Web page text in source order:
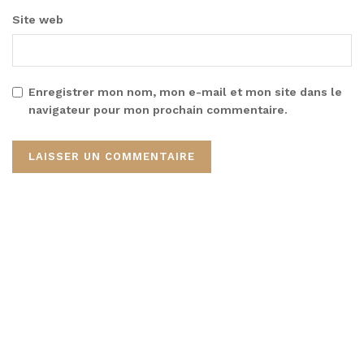
Site web
Enregistrer mon nom, mon e-mail et mon site dans le
navigateur pour mon prochain commentaire.